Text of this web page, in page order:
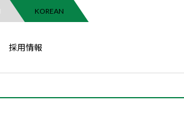
KOREAN
採用情報